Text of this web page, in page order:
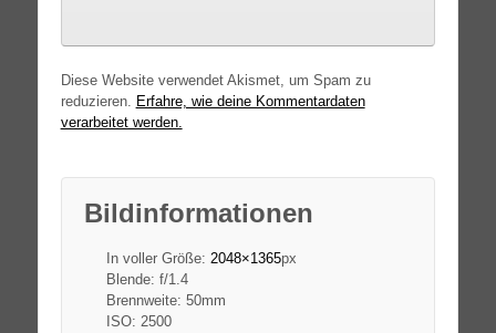
Diese Website verwendet Akismet, um Spam zu
reduzieren. Erfahre, wie deine Kommentardaten
verarbeitet werden.
Bildinformationen
In voller Größe: 2048×1365px
Blende: f/1.4
Brennweite: 50mm
ISO: 2500